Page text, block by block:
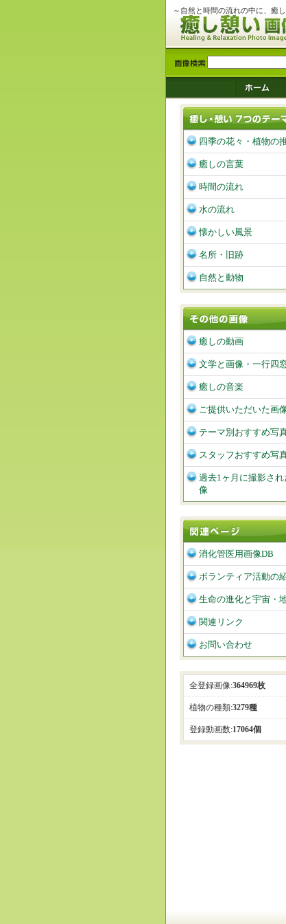
～自然と時間の流れの中に、癒
四季の花々・植物の
癒しの言葉
時間の流れ
水の流れ
懐かしい風景
名所・旧跡
自然と動物
癒しの動画
文学と画像・一行四
癒しの音楽
ご提供いただいた画
テーマ別おすすめ写
スタッフおすすめ写
過去1ヶ月に撮影され
像
消化管医用画像DB
ボランティア活動の
生命の進化と宇宙・
関連リンク
お問い合わせ
全登録画像:364969枚
植物の種類:3279種
登録動画数:17064個